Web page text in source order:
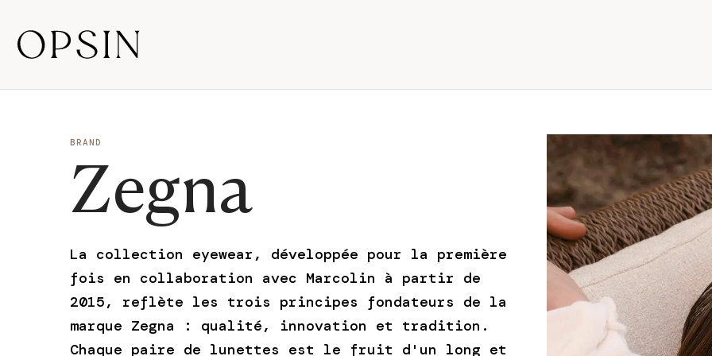
Zegna
BRAND
La collection eyewear, développée pour la première
fois en collaboration avec Marcolin à partir de
2015, reflète les trois principes fondateurs de la
marque Zegna : qualité, innovation et tradition.
Chaque paire de lunettes est le fruit d'un long et